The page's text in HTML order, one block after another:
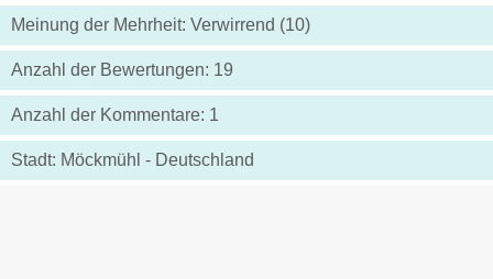
Meinung der Mehrheit: Verwirrend (10)
Anzahl der Bewertungen: 19
Anzahl der Kommentare: 1
Stadt: Möckmühl - Deutschland